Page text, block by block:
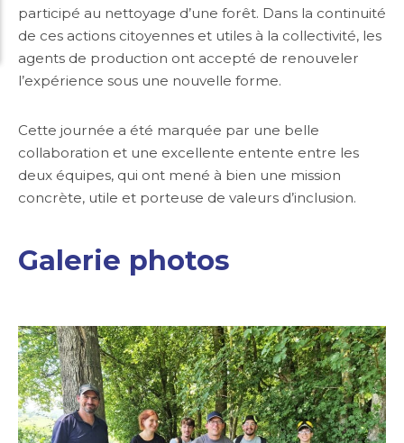
participé au nettoyage d’une forêt. Dans la continuité
de ces actions citoyennes et utiles à la collectivité, les
agents de production ont accepté de renouveler
l’expérience sous une nouvelle forme.
Cette journée a été marquée par une belle
collaboration et une excellente entente entre les
deux équipes, qui ont mené à bien une mission
concrète, utile et porteuse de valeurs d’inclusion.
Galerie photos